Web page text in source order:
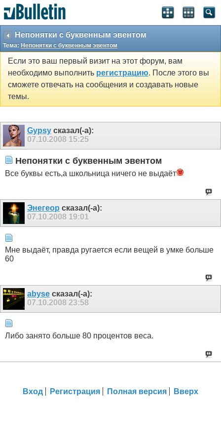
Непонятки с буквенным эвентом
Тема: Непонятки с буквенным эвентом
Если это ваш первый визит на этот форум, вам
необходимо выполнить регистрацию. После этого вы
сможете отвечать на сообщения и создавать новые
темы.
Gypsy сказал(-а):
07.10.2008 15:25
Непонятки с буквенным эвентом
Все буквы есть,а школьница ничего не выдаёт
Энегеор сказал(-а):
07.10.2008 19:01
Мне выдаёт, правда ругается если вещей в умке больше
60
abyse сказал(-а):
07.10.2008 23:58
Либо занято больше 80 процентов веса.
Вход Регистрация Полная версия Вверх